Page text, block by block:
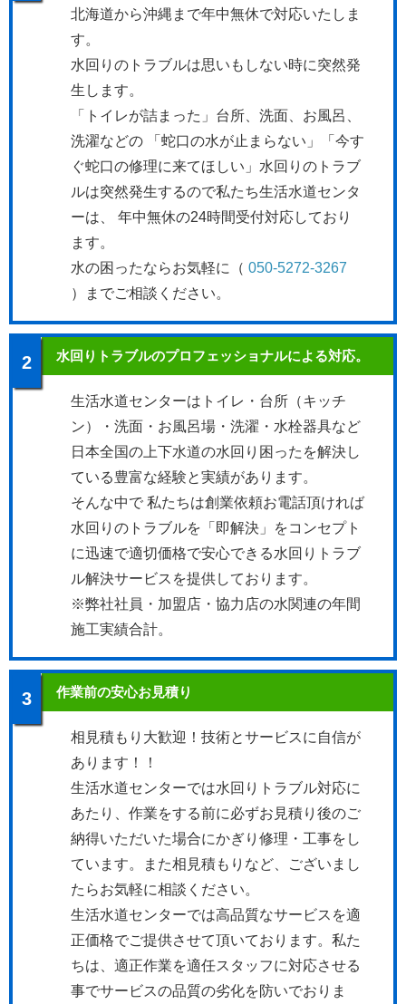
北海道から沖縄まで年中無休で対応いたしま
す。
水回りのトラブルは思いもしない時に突然発
生します。
「トイレが詰まった」台所、洗面、お風呂、
洗濯などの 「蛇口の水が止まらない」「今す
ぐ蛇口の修理に来てほしい」水回りのトラブ
ルは突然発生するので私たち生活水道センタ
ーは、 年中無休の24時間受付対応しており
ます。
水の困ったならお気軽に（ 050-5272-3267
）までご相談ください。
2 水回りトラブルのプロフェッショナルによる対応。
生活水道センターはトイレ・台所（キッチ
ン）・洗面・お風呂場・洗濯・水栓器具など
日本全国の上下水道の水回り困ったを解決し
ている豊富な経験と実績があります。
そんな中で 私たちは創業依頼お電話頂ければ
水回りのトラブルを「即解決」をコンセプト
に迅速で適切価格で安心できる水回りトラブ
ル解決サービスを提供しております。
※弊社社員・加盟店・協力店の水関連の年間
施工実績合計。
3 作業前の安心お見積り
相見積もり大歓迎！技術とサービスに自信が
あります！！
生活水道センターでは水回りトラブル対応に
あたり、作業をする前に必ずお見積り後のご
納得いただいた場合にかぎり修理・工事をし
ています。また相見積もりなど、ございまし
たらお気軽に相談ください。
生活水道センターでは高品質なサービスを適
正価格でご提供させて頂いております。私た
ちは、適正作業を適任スタッフに対応させる
事でサービスの品質の劣化を防いでおりま